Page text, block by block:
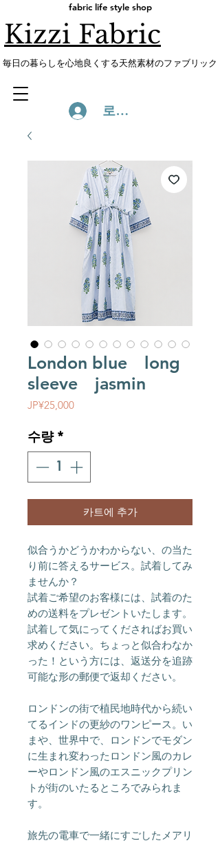
fabric life style shop
Kizzi Fabric
​毎日の暮らしを心地良くする天然素材のファブリック
로그인
London blue long
sleeve jasmin
JP¥25,000가격
수량 *
카트에 추가
似合うかどうかわからない、の当た
り前に答えるサービス。試着してみ
ませんか？
試着ご希望のお客様には、試着のた
めの送料をプレゼントいたします。
試着して気にってくださればお買い
求めください。ちょっと似合わなか
った！という方には、返送分を追跡
可能な形の郵便で返却ください。
ロンドンの街で植民地時代から続い
てるインドの更紗のワンピース。い
まや、世界中で、ロンドンでモダン
に生まれ変わったロンドン風のカレ
ーやロンドン風のエスニックプリン
トが街のいたるところでみられま
す。
旅先の電車で一緒にすごしたメアリ